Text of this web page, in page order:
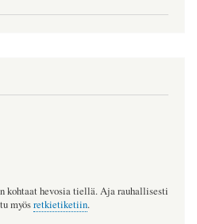
kohtaat hevosia tiellä. Aja rauhallisesti
myösretkietiketiin.